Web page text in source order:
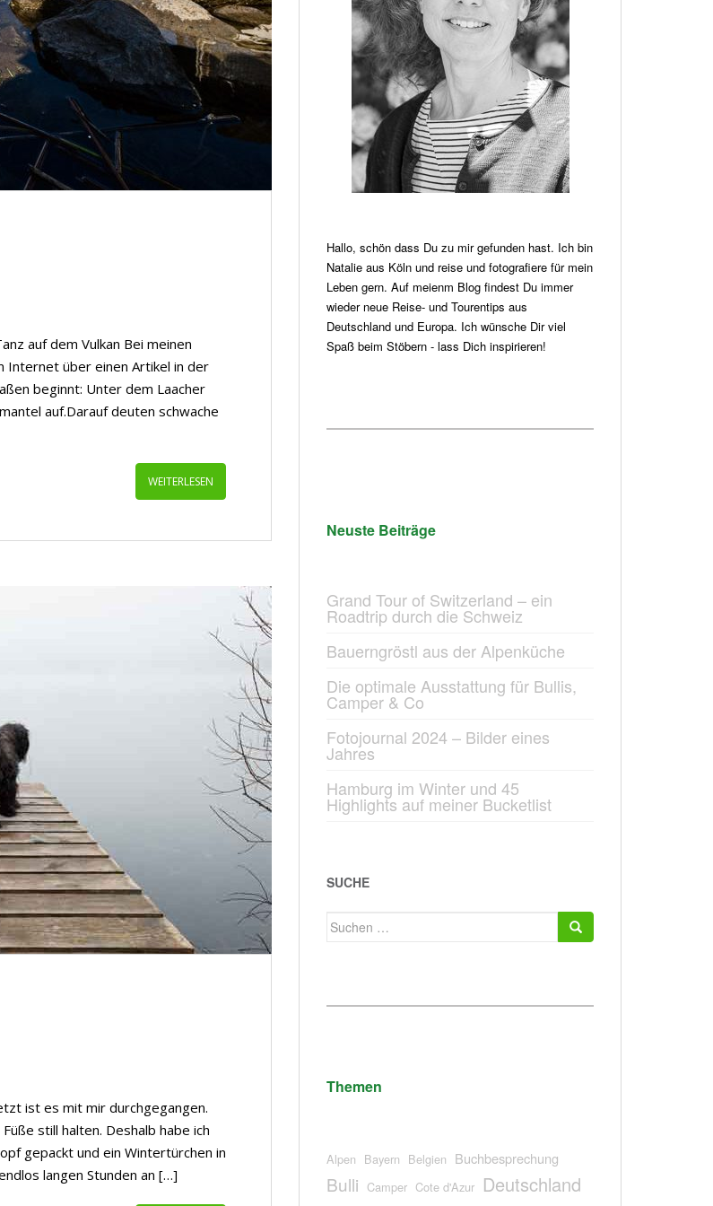
auf dem Vulkan Bei meinen
Internet über einen Artikel in der
beginnt: Unter dem Laacher
auf.Darauf deuten schwache
WEITERLESEN
ist es mit mir durchgegangen.
still halten. Deshalb habe ich
gepackt und ein Wintertürchen in
langen Stunden an […]
Hallo, schön dass Du zu mir gefunden hast. Ich bin
Natalie aus Köln und reise und fotografiere für mein
Leben gern. Auf meienm Blog findest Du immer
wieder neue Reise- und Tourentips aus
Deutschland und Europa. Ich wünsche Dir viel
Spaß beim Stöbern - lass Dich inspirieren!
Neuste Beiträge
Grand Tour of Switzerland – ein
Roadtrip durch die Schweiz
Bauerngröstl aus der Alpenküche
Die optimale Ausstattung für Bullis,
Camper & Co
Fotojournal 2024 – Bilder eines
Jahres
Hamburg im Winter und 45
Highlights auf meiner Bucketlist
SUCHE
Suchen
Themen
Alpen Bayern Belgien Buchbesprechung
Bulli Camper Cote d'Azur Deutschland